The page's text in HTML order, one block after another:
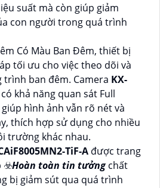
suất mà còn giúp giảm
con người trong quá trình
Có Màu Ban Đêm, thiết bị
tối ưu cho việc theo dõi và
trình ban đêm. Camera KX-
có khả năng quan sát Full
hình ảnh vẫn rõ nét và
thích hợp sử dụng cho nhiều
trường khác nhau.
TiF-A được trang
☣️Hoàn toàn tin tưởngchất
bị giảm sút qua quá trình